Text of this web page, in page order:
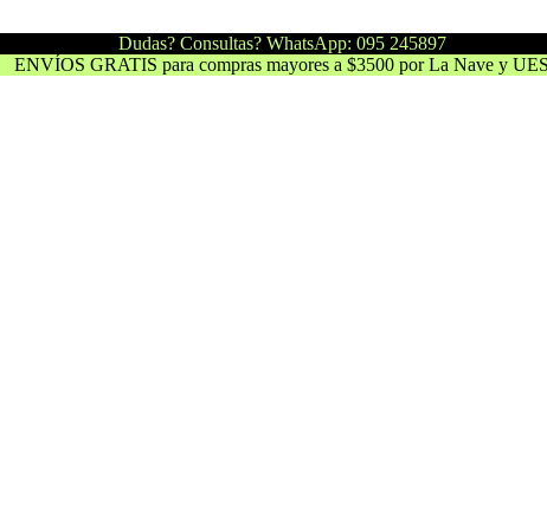
Dudas? Consultas? WhatsApp: 095 245897
ENVÍOS GRATIS para compras mayores a $3500 por La Nave y